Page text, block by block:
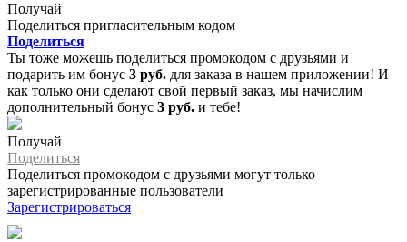
Получай
Поделиться пригласительным кодом
Поделиться
Ты тоже можешь поделиться промокодом с друзьями и
подарить им бонус 3 руб. для заказа в нашем приложении! И
как только они сделают свой первый заказ, мы начислим
дополнительный бонус 3 руб. и тебе!
Получай
Поделиться
Поделиться промокодом с друзьями могут только
зарегистрированные пользователи
Зарегистрироваться